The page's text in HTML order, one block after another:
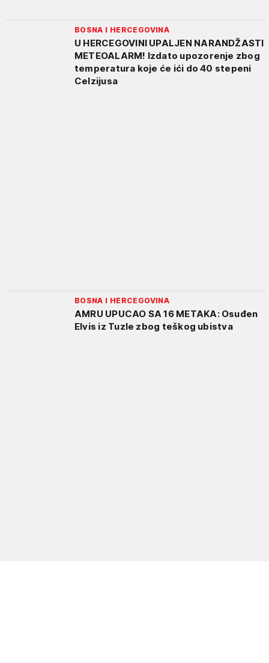
BOSNA I HERCEGOVINA
U HERCEGOVINI UPALJEN NARANDŽASTI
METEOALARM! Izdato upozorenje zbog
temperatura koje će ići do 40 stepeni
Celzijusa
BOSNA I HERCEGOVINA
AMRU UPUCAO SA 16 METAKA: Osuđen
Elvis iz Tuzle zbog teškog ubistva